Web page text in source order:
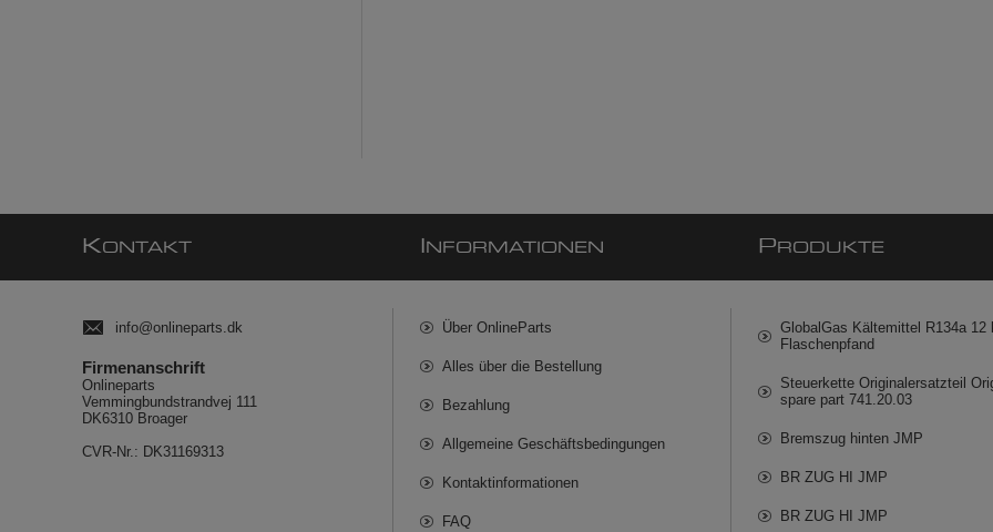
KONTAKT
info@onlineparts.dk
Firmenanschrift
Onlineparts
Vemmingbundstrandvej 111
DK6310 Broager
CVR-Nr.: DK31169313
NFORMATIONEN
Über OnlineParts
Alles über die Bestellung
Bezahlung
Allgemeine Geschäftsbedingungen
Kontaktinformationen
FAQ
P RODUKTE
GlobalGas Kältemittel R134a 12
Flaschenpfand
Steuerkette Originalersatzteil
spare part 741.20.03
Bremszug hinten JMP
BR ZUG HI JMP
BR ZUG HI JMP